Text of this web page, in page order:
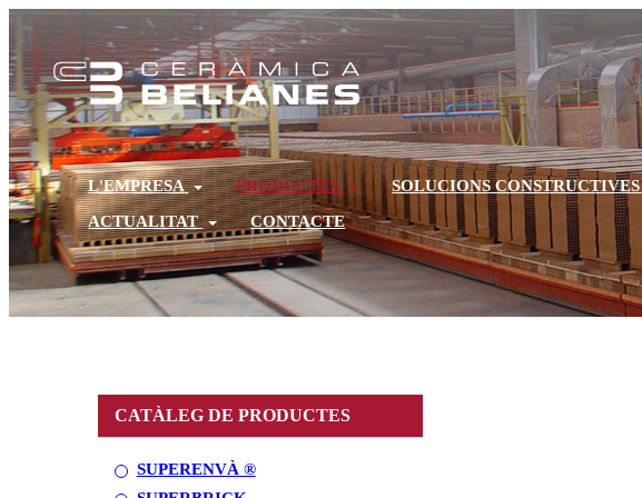
L'EMPRESA PRODUCTES SOLUCIONS CONSTRUCTIVES
ACTUALITAT
CONTACTE
CATÀLEG DE PRODUCTES
SUPERENVÀ ®